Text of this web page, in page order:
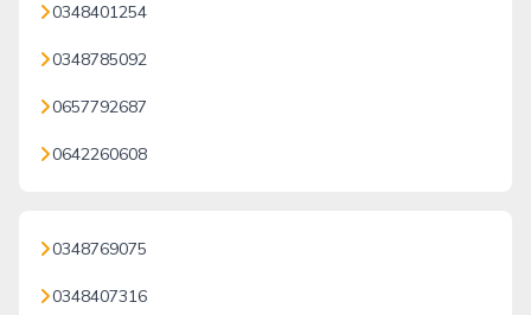
0348401254
0348785092
0657792687
0642260608
0348769075
0348407316